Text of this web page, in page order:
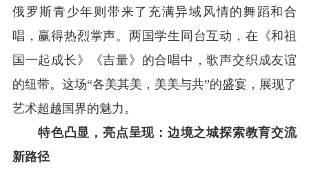
俄罗斯青少年则带来了充满异域风情的舞蹈和合
唱，赢得热烈掌声。两国学生同台互动，在《和祖
国一起成长》《吉量》的合唱中，歌声交织成友谊
的纽带。这场“各美其美，美美与共”的盛宴，展现了
艺术超越国界的魅力。
特色凸显，亮点呈现：边境之城探索教育交流
新路径